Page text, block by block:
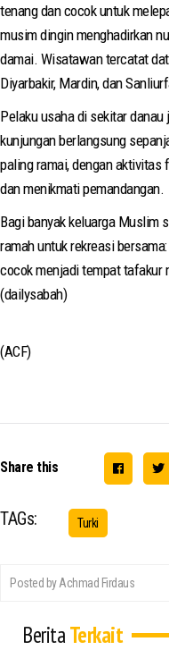
tenang dan cocok untuk
musim dingin menghadirkan
damai. Wisatawan tercatat
Diyarbakir, Mardin, dan
Pelaku usaha di sekitar
kunjungan berlangsung
paling ramai, dengan aktivitas
dan menikmati pemandangan.
Bagi banyak keluarga Muslim
ramah untuk rekreasi
cocok menjadi tempat tafakur
(dailysabah)
(ACF)
Share this
TAGs: Turki
Posted by Achmad Firdaus
BeritaTerkait